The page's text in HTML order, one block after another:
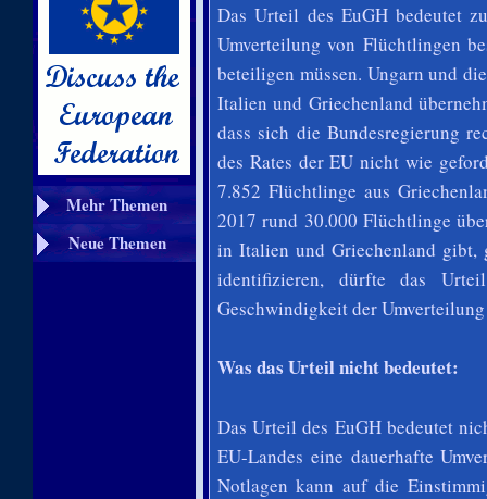
Mehr Themen
Neue Themen
Das Urteil des EuGH bedeutet
Umverteilung von Flüchtlingen
beteiligen müssen. Ungarn und
Italien und Griechenland
dass sich die Bundesregierung
des Rates der EU nicht wie
7.852 Flüchtlinge aus
2017 rund 30.000 Flüchtlinge
in Italien und Griechenland gibt,
identifizieren, dürfte das
Geschwindigkeit der
Was das Urteil nicht bedeutet:
Das Urteil des EuGH bedeutet
EU-Landes eine dauerhafte
Notlagen kann auf die